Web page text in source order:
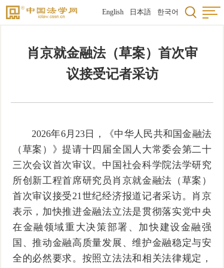
English 日本語 한국어
肖京就金融法（草案）首次审
议接受记者采访
2026年6月23日，《中华人民共和国金融法
（草案）》提请十四届全国人大常委会第二十
三次会议首次审议。中国社会科学院法学研究
所创新工程首席研究员肖京就金融法（草案）
首次审议接受21世纪经济报道记者采访。肖京
表示，加快推进金融法立法是贯彻落实党中央
在金融领域重大决策部署、加快建设金融强
国、推动金融高质量发展、维护金融稳定与安
全的必然要求。按照立法法和相关法律规定，